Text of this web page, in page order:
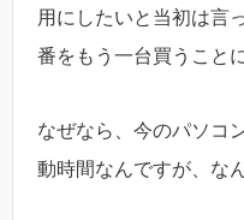
用にしたいと当初は言
番をもう一台買うこと
なぜなら、今のパソコ
動時間なんですが、な